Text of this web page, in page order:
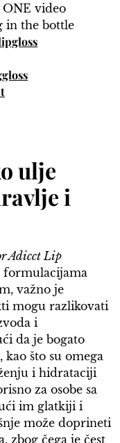
ONE video
in the bottle
ulje
i
Adicct Lip
formulacijama
važno je
mogu razlikovati
i
da je bogato
što su omega
i hidrataciji
za osobe sa
im glatkiji i
može doprineti
zbog čega je čest